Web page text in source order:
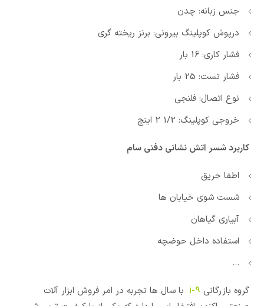
جنس زبانه: چدن
درپوش کوپلینگ بیرونی: برنز ریخته گری
فشار کاری: 16 بار
فشار تست: 25 بار
نوع اتصال: فلنجی
خروجی کوپلینگ: 1/2 2 اینچ
کاربرد شسر آتش نشانی دفنی سام
اطفا حریق
شست شوی خیابان ها
آبیاری گیاهان
استفاده داخل حوضچه
…
گروه بازرگانی i-9 با سال ها تجربه در امر فروش ابزار آلات